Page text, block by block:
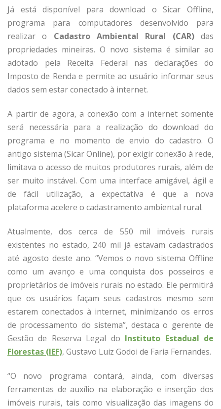
Já está disponível para download o Sicar Offline,
programa para computadores desenvolvido para
realizar o Cadastro Ambiental Rural (CAR)das
propriedades mineiras. O novo sistema é similar ao
adotado pela Receita Federal nas declarações do
Imposto de Renda e permite ao usuário informar seus
dados sem estar conectado à internet.
A partir de agora, a conexão com a internet somente
será necessária para a realização do download do
programa e no momento de envio do cadastro. O
antigo sistema (Sicar Online), por exigir conexão à rede,
limitava o acesso de muitos produtores rurais, além de
ser muito instável. Com uma interface amigável, ágil e
de fácil utilização, a expectativa é que a nova
plataforma acelere o cadastramento ambiental rural.
Atualmente, dos cerca de 550 mil imóveis rurais
existentes no estado, 240 mil já estavam cadastrados
até agosto deste ano. “Vemos o novo sistema Offline
como um avanço e uma conquista dos posseiros e
proprietários de imóveis rurais no estado. Ele permitirá
que os usuários façam seus cadastros mesmo sem
estarem conectados à internet, minimizando os erros
de processamento do sistema”, destaca o gerente de
Gestão de Reserva Legal do Instituto Estadual de
Florestas (IEF), Gustavo Luiz Godoi de Faria Fernandes.
“O novo programa contará, ainda, com diversas
ferramentas de auxílio na elaboração e inserção dos
imóveis rurais, tais como visualização das imagens do